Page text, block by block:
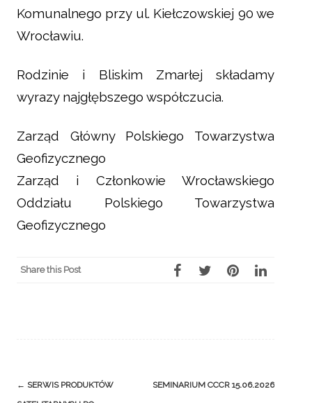
Komunalnego przy ul. Kiełczowskiej 90 we
Wrocławiu.
Rodzinie i Bliskim Zmarłej składamy
wyrazy najgłębszego współczucia.
Zarząd Główny Polskiego Towarzystwa
Geofizycznego
Zarząd i Członkowie Wrocławskiego
Oddziału Polskiego Towarzystwa
Geofizycznego
Share this Post
Post
← SERWIS PRODUKTÓW
SEMINARIUM CCCR 15.06.2026